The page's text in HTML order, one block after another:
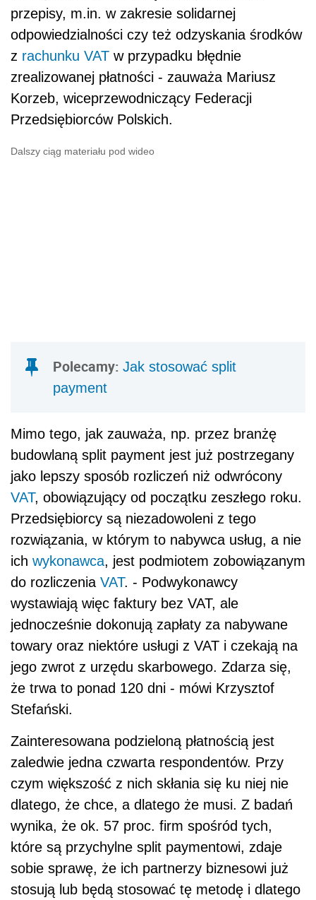
przepisy, m.in. w zakresie solidarnej
odpowiedzialności czy też odzyskania środków
z rachunku VAT w przypadku błędnie
zrealizowanej płatności - zauważa Mariusz
Korzeb, wiceprzewodniczący Federacji
Przedsiębiorców Polskich.
Dalszy ciąg materiału pod wideo
Polecamy: Jak stosować split
payment
Mimo tego, jak zauważa, np. przez branżę
budowlaną split payment jest już postrzegany
jako lepszy sposób rozliczeń niż odwrócony
VAT, obowiązujący od początku zeszłego roku.
Przedsiębiorcy są niezadowoleni z tego
rozwiązania, w którym to nabywca usług, a nie
ich wykonawca, jest podmiotem zobowiązanym
do rozliczenia VAT. - Podwykonawcy
wystawiają więc faktury bez VAT, ale
jednocześnie dokonują zapłaty za nabywane
towary oraz niektóre usługi z VAT i czekają na
jego zwrot z urzędu skarbowego. Zdarza się,
że trwa to ponad 120 dni - mówi Krzysztof
Stefański.
Zainteresowana podzieloną płatnością jest
zaledwie jedna czwarta respondentów. Przy
czym większość z nich skłania się ku niej nie
dlatego, że chce, a dlatego że musi. Z badań
wynika, że ok. 57 proc. firm spośród tych,
które są przychylne split paymentowi, zdaje
sobie sprawę, że ich partnerzy biznesowi już
stosują lub będą stosować tę metodę i dlatego